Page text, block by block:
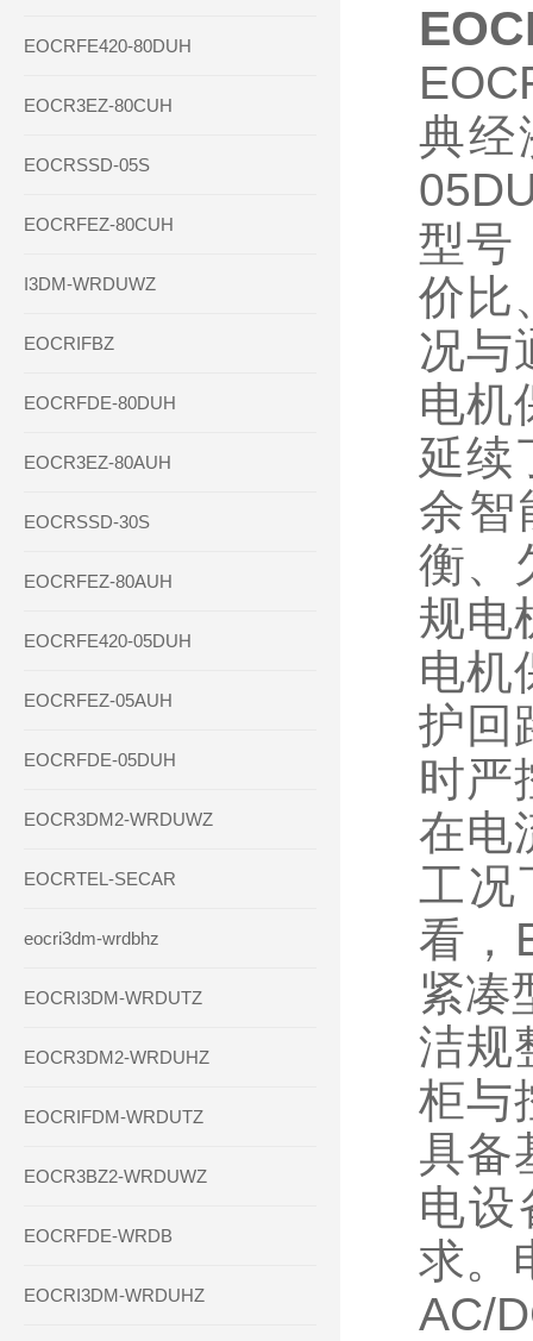
EOCRFE420-80DUH
EOCR3EZ-80CUH
EOCRSSD-05S
EOCRFEZ-80CUH
I3DM-WRDUWZ
EOCRIFBZ
EOCRFDE-80DUH
EOCR3EZ-80AUH
EOCRSSD-30S
EOCRFEZ-80AUH
EOCRFE420-05DUH
EOCRFEZ-05AUH
EOCRFDE-05DUH
EOCR3DM2-WRDUWZ
EOCRTEL-SECAR
eocri3dm-wrdbhz
EOCRI3DM-WRDUTZ
EOCR3DM2-WRDUHZ
EOCRIFDM-WRDUTZ
EOCR3BZ2-WRDUWZ
EOCRFDE-WRDB
EOCRI3DM-WRDUHZ
典经
型号
价比
况与
电机
延续
余智
衡、
规电
电机
护回
时严
在电
工况
看，
紧凑
洁规
柜与
具备
电
求。
AC/